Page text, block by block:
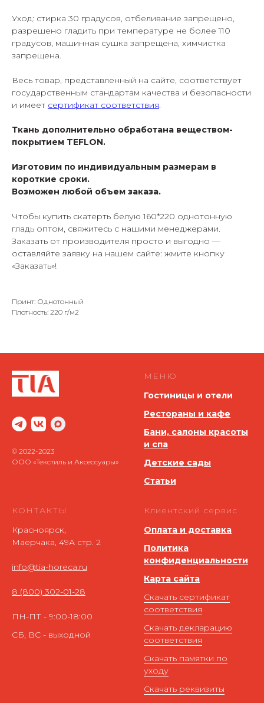
Уход: стирка 30 градусов, отбеливание запрещено,
разрешено гладить при температуре не более 110
градусов, машинная сушка запрещена, химчистка
запрещена.
Весь товар, представленный на сайте, соответствует
государственным стандартам качества и безопасности
и имеет сертификат соответствия.
Ткань дополнительно обработана веществом-
покрытием TEFLON.
Изготовим по индивидуальным размерам в
короткие сроки.
Возможен любой объем заказа.
Чтобы купить скатерть белую 160*220 однотонную
гладь оптом, свяжитесь с нашими менеджерами.
Заказать от производителя просто и выгодно —
оставляйте заявку на нашем сайте: жмите кнопку
«Заказать»!
Принт: Однотонный
Плотность: 220 г/м2
© 2022-2023
ООО «Текстиль и Аксессуары»
МЕНЮ
Гостиницы и отели
Рестораны и кафе
Бани, салоны красоты
и спа
Детские сады
Статьи
КОНТАКТЫ
Красноярск,
Маерчака, 49А стр. 2
info@tia-horeca.ru
8 (800) 302-01-28
ПН-ПТ - 9:00-18:00
СБ, ВС - выходной
Клиентский сервис
Оплата и доставка
Политика
конфиденциальности
Карта сайта
Скачать сертификат
соответствия
Скачать декларацию
соответствия
Скачать памятки по
уходу
Скачать реквизиты